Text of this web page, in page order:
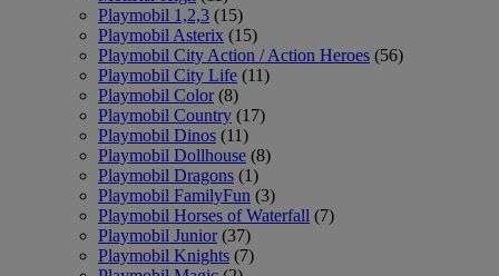
Playmobil 1,2,3 (15)
Playmobil Asterix (15)
Playmobil City Action / Action Heroes (56)
Playmobil City Life (11)
Playmobil Color (8)
Playmobil Country (17)
Playmobil Dinos (11)
Playmobil Dollhouse (8)
Playmobil Dragons (1)
Playmobil FamilyFun (3)
Playmobil Horses of Waterfall (7)
Playmobil Junior (37)
Playmobil Knights (7)